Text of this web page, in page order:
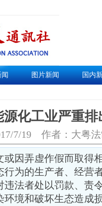
闻 图片新闻 国内
化工业严重
7/19 作者：大粤
或因弄虚作假而取得
为的生产者、经营
法者处以罚款、责
环境和破坏生态造成